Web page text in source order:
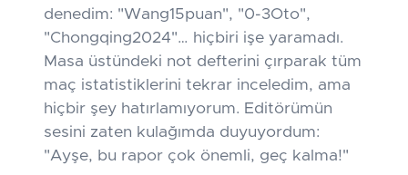
denedim: "Wang15puan", "0-3Oto",
"Chongqing2024"… hiçbiri işe yaramadı.
Masa üstündeki not defterini çırparak tüm
maç istatistiklerini tekrar inceledim, ama
hiçbir şey hatırlamıyorum. Editörümün
sesini zaten kulağımda duyuyordum:
"Ayşe, bu rapor çok önemli, geç kalma!"